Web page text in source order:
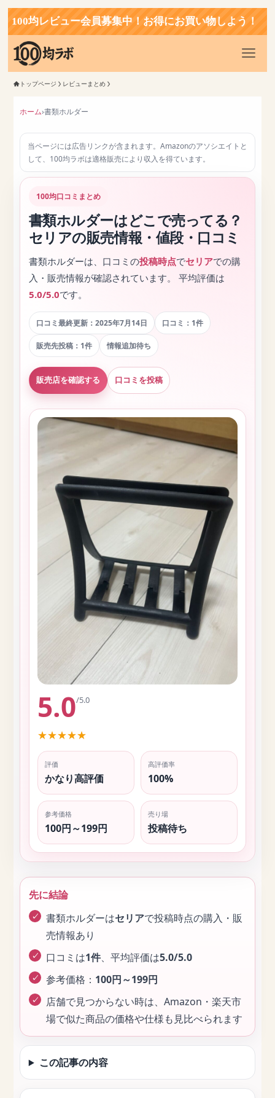
ビュー会員募集中！お得にお買い物しよう！
トップページ レビューまとめ
ホーム›書類ホルダー
当ページには広告リンクが含まれます。Amazonのアソシエイトと
して、100均ラボは適格販売により収入を得ています。
100均口コミまとめ
書類ホルダーはどこで売ってる？
セリアの販売情報・値段・口コミ
書類ホルダーは、口コミの投稿時点でセリアでの購
入・販売情報が確認されています。 平均評価は
5.0/5.0です。
口コミ最終更新：2025年7月14日 口コミ：1件
販売先投稿：1件 情報追加待ち
販売店を確認する 口コミを投稿
5.0/5.0
★★★★★
評価
かなり高評価
高評価率
100%
参考価格
100円～199円
売り場
投稿待ち
先に結論
書類ホルダーはセリアで投稿時点の購入・販
売情報あり
口コミは1件、平均評価は5.0/5.0
参考価格： 100円～199円
店舗で見つからない時は、Amazon・楽天市
場で似た商品の価格や仕様も見比べられます
この記事の内容